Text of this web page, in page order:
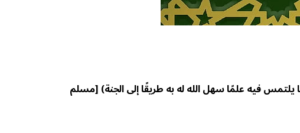
فيه علمًا سهل الله له به طريقًا إلى الجنة)[مسلم